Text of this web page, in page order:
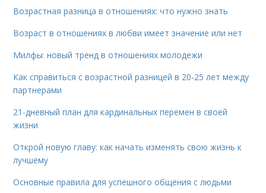
Возрастная разница в отношениях: что нужно знать
Возраст в отношениях в любви имеет значение или нет
Милфы: новый тренд в отношениях молодежи
Как справиться с возрастной разницей в 20-25 лет между
партнерами
21-дневный план для кардинальных перемен в своей
жизни
Открой новую главу: как начать изменять свою жизнь к
лучшему
Основные правила для успешного общения с людьми